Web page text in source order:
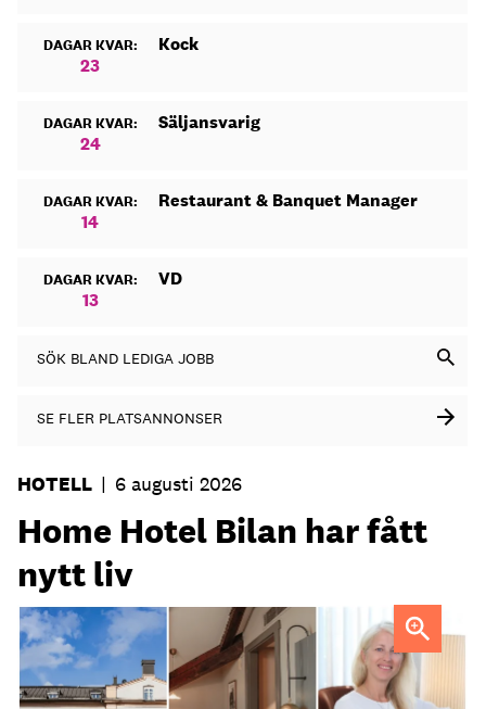
DAGAR KVAR:
23
Kock
DAGAR KVAR:
24
Säljansvarig
DAGAR KVAR:
14
Restaurant & Banquet Manager
DAGAR KVAR:
13
VD
SÖK BLAND LEDIGA JOBB
SE FLER PLATSANNONSER
HOTELL | 6 augusti 2026
Home Hotel Bilan har fått
nytt liv
Anna Sundenhammar, General Manager på Home Hotel
Bilan.